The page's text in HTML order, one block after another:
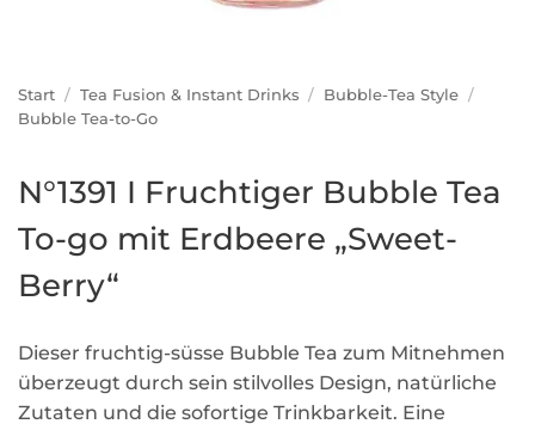
Start / Tea Fusion & Instant Drinks / Bubble-Tea Style /
Bubble Tea-to-Go
N°1391 I Fruchtiger Bubble Tea
To-go mit Erdbeere „Sweet-
Berry“
Dieser fruchtig-süsse Bubble Tea zum Mitnehmen
überzeugt durch sein stilvolles Design, natürliche
Zutaten und die sofortige Trinkbarkeit. Eine